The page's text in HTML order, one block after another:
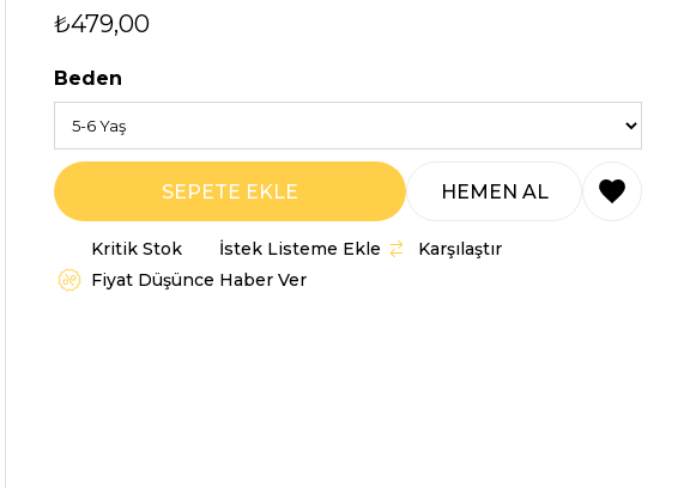
₺479,00
Beden
Kritik Stok İstek Listeme Ekle
Karşılaştır
Fiyat Düşünce Haber Ver